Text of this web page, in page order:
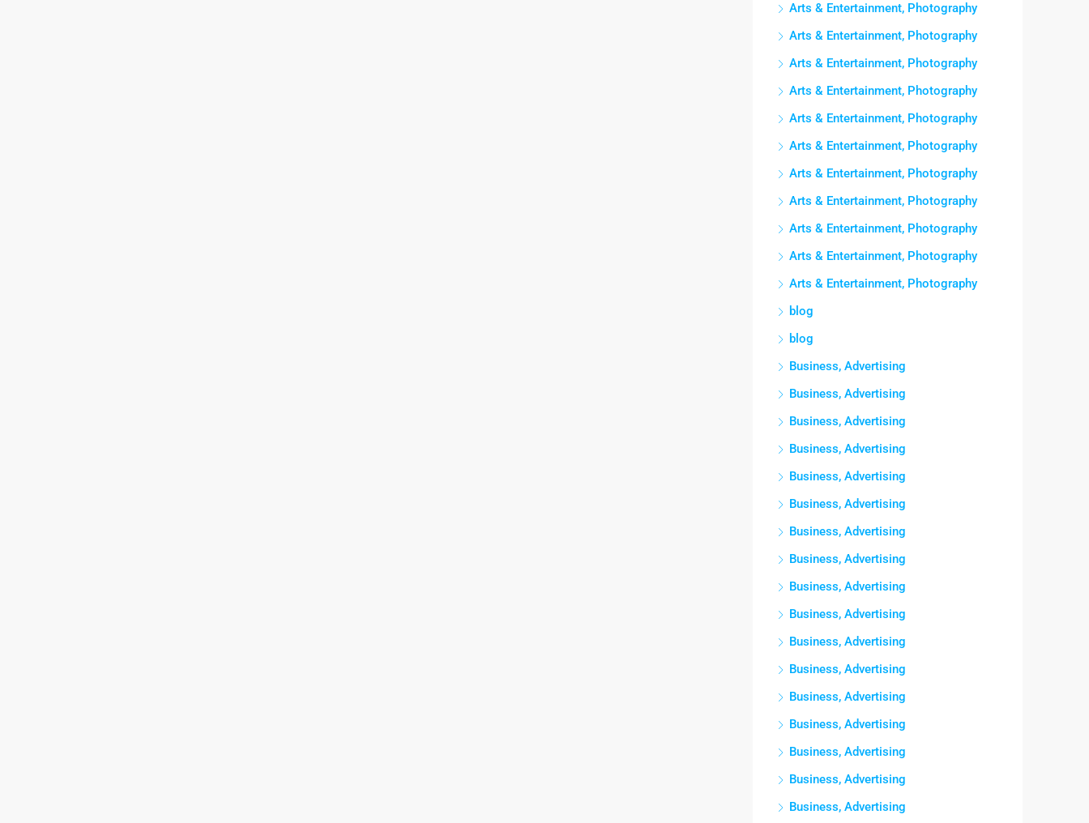
Arts & Entertainment, Photography
Arts & Entertainment, Photography
Arts & Entertainment, Photography
Arts & Entertainment, Photography
Arts & Entertainment, Photography
Arts & Entertainment, Photography
Arts & Entertainment, Photography
Arts & Entertainment, Photography
Arts & Entertainment, Photography
Arts & Entertainment, Photography
Arts & Entertainment, Photography
blog
blog
Business, Advertising
Business, Advertising
Business, Advertising
Business, Advertising
Business, Advertising
Business, Advertising
Business, Advertising
Business, Advertising
Business, Advertising
Business, Advertising
Business, Advertising
Business, Advertising
Business, Advertising
Business, Advertising
Business, Advertising
Business, Advertising
Business, Advertising